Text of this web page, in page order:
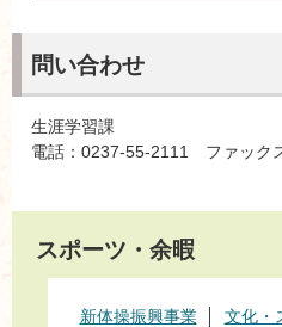
問い合わせ
生涯学習課
電話：0237-55-2111 ファック
スポーツ・余暇
新体操振興事業 文化・